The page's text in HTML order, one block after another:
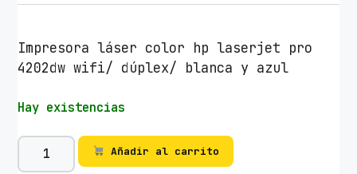
Impresora láser color hp laserjet pro
4202dw wifi/ dúplex/ blanca y azul
Hay existencias
I
m
Añadir al carrito